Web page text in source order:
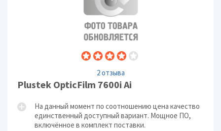
2 отзыва
Plustek OpticFilm 7600i Ai
На данный момент по соотношению цена качество
единственный доступный вариант. Мощное ПО,
включённое в комплект поставки.